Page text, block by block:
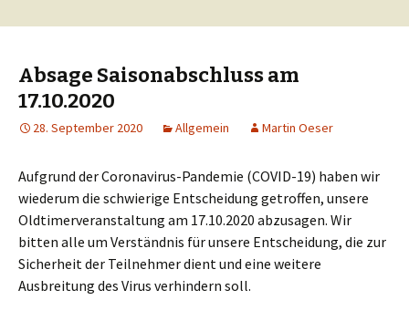
Absage Saisonabschluss am
17.10.2020
28. September 2020 Allgemein Martin Oeser
Aufgrund der Coronavirus-Pandemie (COVID-19) haben wir
wiederum die schwierige Entscheidung getroffen, unsere
Oldtimerveranstaltung am 17.10.2020 abzusagen. Wir
bitten alle um Verständnis für unsere Entscheidung, die zur
Sicherheit der Teilnehmer dient und eine weitere
Ausbreitung des Virus verhindern soll.